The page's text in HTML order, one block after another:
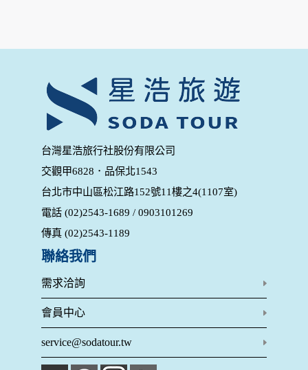
個人的資料，其範圍如下：
您所提供的姓名、電子郵件地址、聯絡方式及使用時間等。
於一般瀏覽時，伺服器會自行記錄相關行徑，包括您使用連線
設備的 IP 位址、使用時間、使用的瀏覽器、瀏覽及點選資料記
錄等，做為我們增進網站服務的參考依據，此記錄為內部應
用，決不對外公布。
為提供精確的服務，我們會將收集的問卷調查內容進行統計與
分析，分析結果之統計數據或說明文字呈現，除供內部研究
外，我們會視需要公佈統計數據及說明文字，但不涉及特定個
人之資料。
除非取得您的同意或其他法令之特別規定，本網站絕不會將您
的個人資料揭露予第三人或使用於蒐集目的以外之其他用途。
在您於本網站註冊帳號、使用本網站相關產品、服務、活動或
贈獎時，本網站會收集您的個人識別資料，本網站也可以從商
業夥伴處取得個人資料。
身份證字號、電子郵件、出生日期、性別、行業等相關資料，
當您註冊成功，並登入使用我們的服務後，我們即取得您的資
料。註冊時，本網站取得您的姓名、電話、住址、身份證字
成功，並登入使用我們的服務後，本網站即取得您的資料。
其他除了上述，會保留您在上網瀏覽或查詢時，伺服器自行產
生的相關記錄，包括您使用連線設備的 IP 位址、使用時間、使
台灣星浩旅行社股份有限公司
交觀甲6828．品保北1543
台北市中山區松江路152號11樓之4(1107室)
電話 (02)2543-1689 / 0903101269
傳真 (02)2543-1189
聯絡我們
需求洽詢
會員中心
service@sodatour.tw